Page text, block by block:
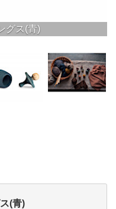
グス(青)
(青)